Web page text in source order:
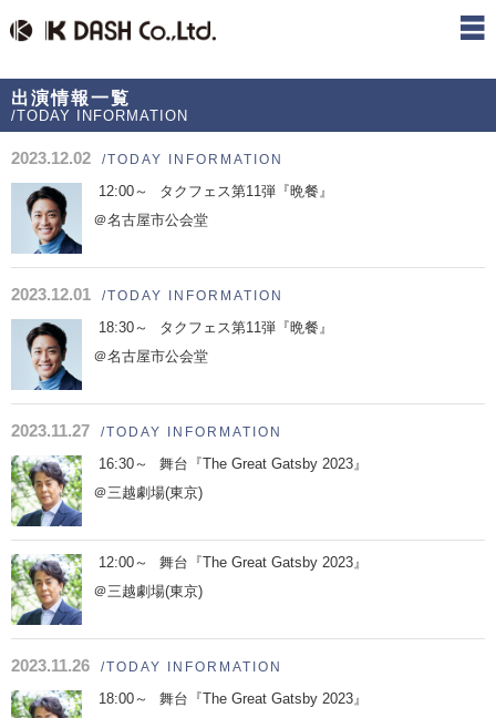
出演情報一覧
/TODAY INFORMATION
2023.12.02 /TODAY INFORMATION
12:00～
タクフェス第11弾『晩餐』
＠名古屋市公会堂
2023.12.01 /TODAY INFORMATION
18:30～
タクフェス第11弾『晩餐』
＠名古屋市公会堂
2023.11.27 /TODAY INFORMATION
16:30～
舞台『The Great Gatsby 2023』
＠三越劇場(東京)
12:00～
舞台『The Great Gatsby 2023』
＠三越劇場(東京)
2023.11.26 /TODAY INFORMATION
18:00～
舞台『The Great Gatsby 2023』